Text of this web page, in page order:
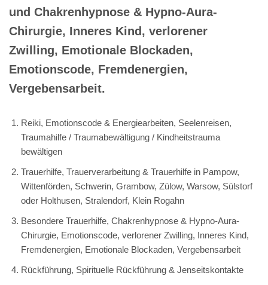
und Chakrenhypnose & Hypno-Aura-
Chirurgie, Inneres Kind, verlorener
Zwilling, Emotionale Blockaden,
Emotionscode, Fremdenergien,
Vergebensarbeit.
Reiki, Emotionscode & Energiearbeiten, Seelenreisen,
Traumahilfe / Traumabewältigung / Kindheitstrauma
bewältigen
Trauerhilfe, Trauerverarbeitung & Trauerhilfe in Pampow,
Wittenförden, Schwerin, Grambow, Zülow, Warsow, Sülstorf
oder Holthusen, Stralendorf, Klein Rogahn
Besondere Trauerhilfe, Chakrenhypnose & Hypno-Aura-
Chirurgie, Emotionscode, verlorener Zwilling, Inneres Kind,
Fremdenergien, Emotionale Blockaden, Vergebensarbeit
Rückführung, Spirituelle Rückführung & Jenseitskontakte